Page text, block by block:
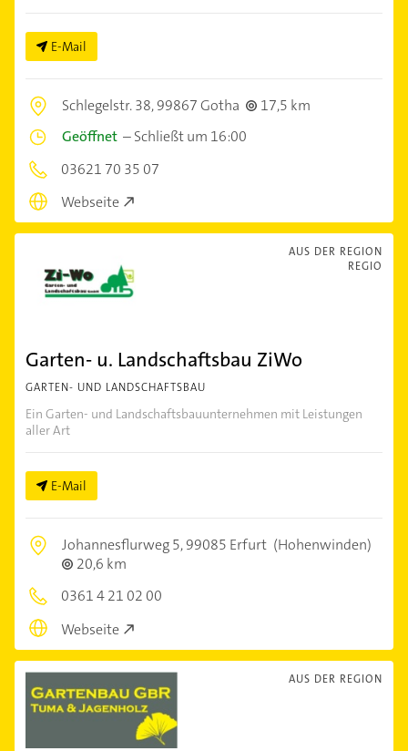
E-Mail
Schlegelstr. 38,99867 Gotha
17,5 km
Geöffnet –Schließt um 16:00
03621 70 35 07
Webseite
AUS DER REGION
REGIO
Garten- u. Landschaftsbau ZiWo
GARTEN- UND LANDSCHAFTSBAU
Ein Garten- und Landschaftsbauunternehmen mit Leistungen
aller Art
E-Mail
Johannesflurweg 5,99085 Erfurt (Hohenwinden)
20,6 km
0361 4 21 02 00
Webseite
AUS DER REGION